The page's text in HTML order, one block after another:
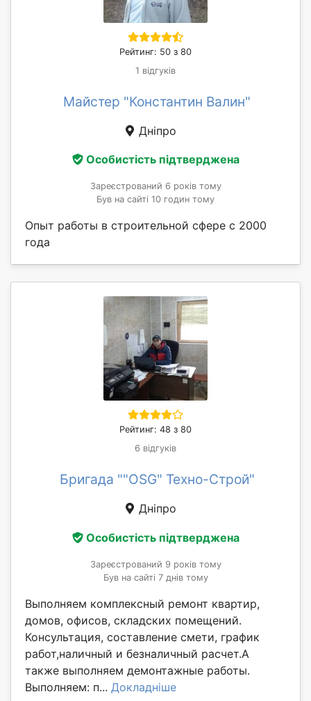
Рейтинг: 50 з 80
1 відгуків
Майстер "Константин Валин"
Дніпро
Особистість підтверджена
Зареєстрований 6 років тому
Був на сайті 10 годин тому
Опыт работы в строительной сфере с 2000
года
Рейтинг: 48 з 80
6 відгуків
Бригада ""OSG" Техно-Строй"
Дніпро
Особистість підтверджена
Зареєстрований 9 років тому
Був на сайті 7 днів тому
Выполняем комплексный ремонт квартир,
домов, офисов, складских помещений.
Консультация, составление смети, график
работ,наличный и безналичный расчет.А
также выполняем демонтажные работы.
Выполняем: п... Докладніше